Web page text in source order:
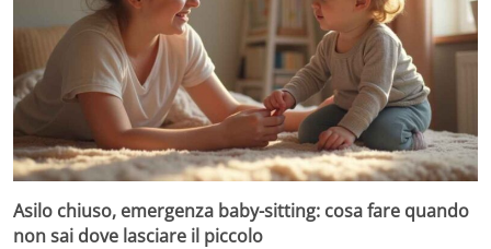
Asilo chiuso, emergenza baby-sitting: cosa fare quando
non sai dove lasciare il piccolo